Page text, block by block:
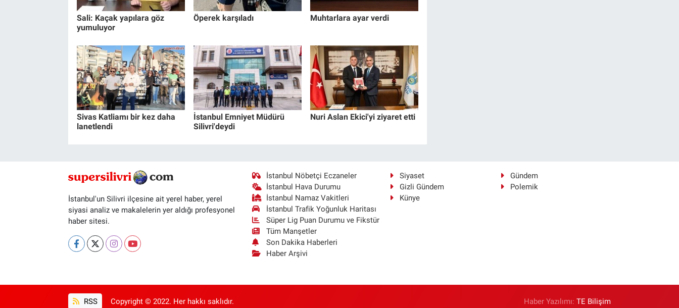
Sali: Kaçak yapılara göz
yumuluyor
Öperek karşıladı Muhtarlara ayar verdi
Sivas Katliamı bir kez daha
lanetlendi
İstanbul Emniyet Müdürü
Silivri'deydi
Nuri Aslan Ekici'yi ziyaret etti
İstanbul'un Silivri ilçesine ait yerel haber, yerel
siyasi analiz ve makalelerin yer aldığı profesyonel
haber sitesi.
İstanbul Nöbetçi Eczaneler
İstanbul Hava Durumu
İstanbul Namaz Vakitleri
İstanbul Trafik Yoğunluk Haritası
Süper Lig Puan Durumu ve Fikstür
Tüm Manşetler
Son Dakika Haberleri
Haber Arşivi
Siyaset
Gündem
Gizli Gündem
Polemik
Künye
RSS Copyright © 2022. Her hakkı saklıdır. Haber Yazılımı:TE Bilişim